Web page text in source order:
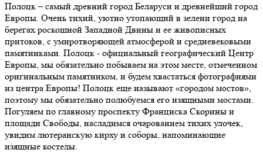
Полоцк – самый древний город Беларуси и древнейший город
Европы. Очень тихий, уютно утопающий в зелени город на
берегах роскошной Западной Двины и ее живописных
притоков, с умиротворяющей атмосферой и средневековыми
памятниками. Полоцк - официальный географический Центр
Европы, мы обязательно побываем на этом месте, отмеченном
оригинальным памятником, и будем хвастаться фотографиями
из центра Европы! Полоцк еще называют «городом мостов»,
поэтому мы обязательно полюбуемся его изящными мостами.
Погуляем по главному проспекту Франциска Скорины и
площади Свободы, насладимся очарованием тихих улочек,
увидим лютеранскую кирху и соборы, напоминающие
изящные костелы.